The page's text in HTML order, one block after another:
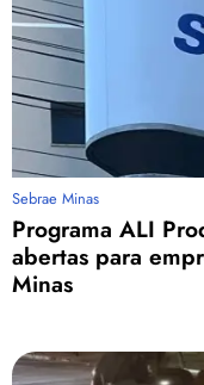
Sebrae Minas
Programa ALI
abertas para
Minas